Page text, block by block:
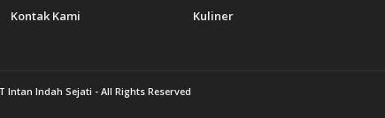
Kontak Kami
Kuliner
Intan Indah Sejati - All Rights Reserved